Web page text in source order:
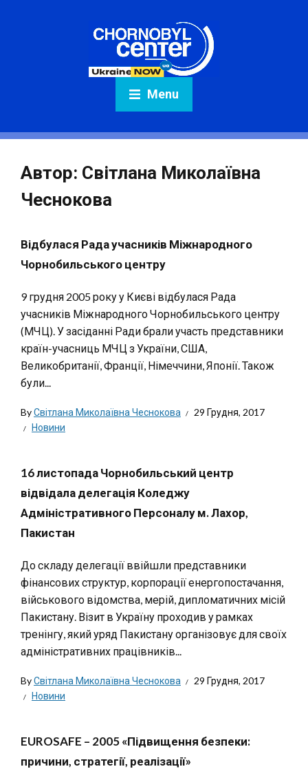
Menu
Автор: Світлана Миколаївна
Чеснокова
Відбулася Рада учасників Міжнародного
Чорнобильського центру
9 грудня 2005 року у Києві відбулася Рада
учасників Міжнародного Чорнобильського центру
(МЧЦ). У засіданні Ради брали участь представники
країн-учасниць МЧЦ з України, США,
Великобританії, Франції, Німеччини, Японії. Також
були...
ByСвітлана Миколаївна Чеснокова
29 Грудня, 2017
Новини
16 листопада Чорнобильський центр
відвідала делегація Коледжу
Адміністративного Персоналу м. Лахор,
Пакистан
До складу делегації ввійшли представники
фінансових структур, корпорації енергопостачання,
військового відомства, мерій, дипломатичних місій
Пакистану. Візит в Україну проходив у рамках
тренінгу, який уряд Пакистану організовує для своїх
адміністративних працівників...
ByСвітлана Миколаївна Чеснокова
29 Грудня, 2017
Новини
EUROSAFE – 2005 «Підвищення безпеки:
причини, стратегії, реалізації»